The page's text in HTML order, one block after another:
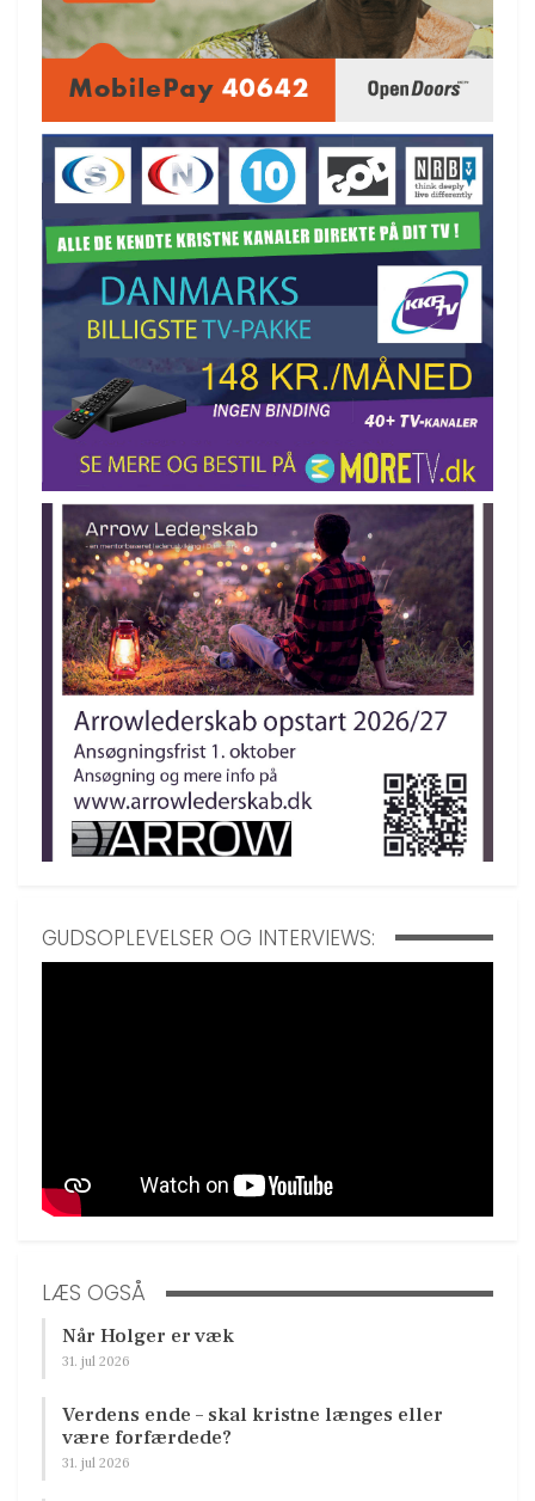
GUDSOPLEVELSER OG INTERVIEWS:
LÆS OGSÅ
Når Holger er væk
31. jul 2026
Verdens ende – skal kristne længes eller
være forfærdede?
31. jul 2026